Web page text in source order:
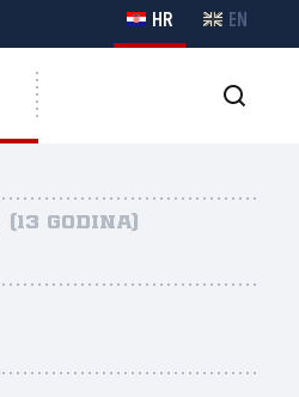
HR EN
(13 godina)